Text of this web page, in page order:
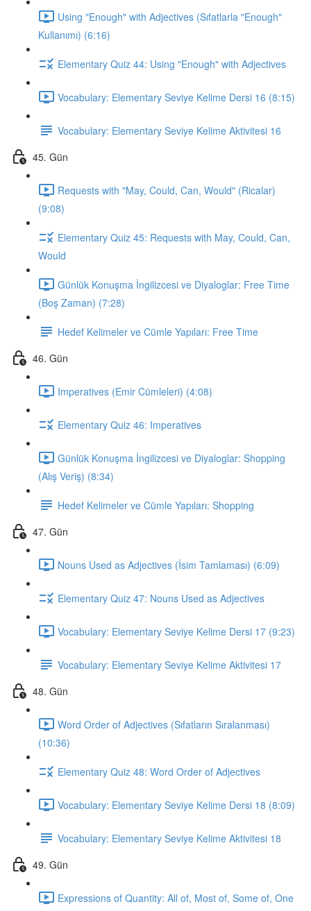
Using "Enough" with Adjectives (Sıfatlarla "Enough"
Kullanımı) (6:16)
Elementary Quiz 44: Using "Enough" with Adjectives
Vocabulary: Elementary Seviye Kelime Dersi 16 (8:15)
Vocabulary: Elementary Seviye Kelime Aktivitesi 16
45. Gün
Requests with "May, Could, Can, Would" (Ricalar)
(9:08)
Elementary Quiz 45: Requests with May, Could, Can,
Would
Günlük Konuşma İngilizcesi ve Diyaloglar: Free Time
(Boş Zaman) (7:28)
Hedef Kelimeler ve Cümle Yapıları: Free Time
46. Gün
Imperatives (Emir Cümleleri) (4:08)
Elementary Quiz 46: Imperatives
Günlük Konuşma İngilizcesi ve Diyaloglar: Shopping
(Alış Veriş) (8:34)
Hedef Kelimeler ve Cümle Yapıları: Shopping
47. Gün
Nouns Used as Adjectives (İsim Tamlaması) (6:09)
Elementary Quiz 47: Nouns Used as Adjectives
Vocabulary: Elementary Seviye Kelime Dersi 17 (9:23)
Vocabulary: Elementary Seviye Kelime Aktivitesi 17
48. Gün
Word Order of Adjectives (Sıfatların Sıralanması)
(10:36)
Elementary Quiz 48: Word Order of Adjectives
Vocabulary: Elementary Seviye Kelime Dersi 18 (8:09)
Vocabulary: Elementary Seviye Kelime Aktivitesi 18
49. Gün
Expressions of Quantity: All of, Most of, Some of, One